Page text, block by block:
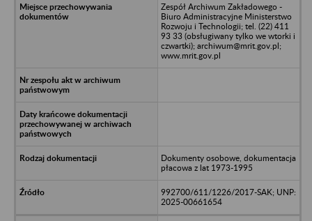
Zespół Archiwum Zakładowego -
Biuro Administracyjne Ministerstwo
Rozwoju i Technologii; tel. (22) 411
93 33 (obsługiwany tylko we wtorki i
czwartki); archiwum@mrit.gov.pl;
www.mrit.gov.pl
Dokumenty osobowe, dokumentacja
płacowa z lat 1973-1995
992700/611/1226/2017-SAK; UNP:
2025-00661654